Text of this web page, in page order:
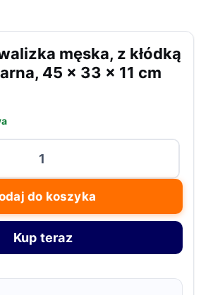
męska, z kłódką
45 x 33 x 11 cm
do koszyka
Kup teraz